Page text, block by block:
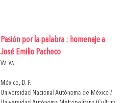
Pasión por la palabra : homenaje a
José Emilio Pacheco
Vv. aa.
México, D. F.
Universidad Nacional Autónoma de México /